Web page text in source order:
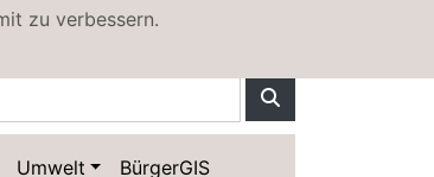
zu verbessern.
Umwelt BürgerGIS